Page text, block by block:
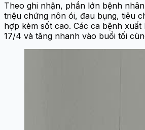
Theo ghi nhận, phần lớn bệnh
triệu chứng nôn ói, đau bụng, tiêu
hợp kèm sốt cao. Các ca bệnh
17/4 và tăng nhanh vào buổi tối